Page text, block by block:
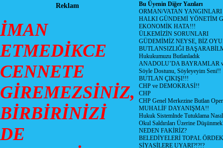
Reklam
İMAN
ETMEDİKCE
CENNETE
GİREMEZSİNİZ,
BİRBİRİNİZİ
DE
Bu Üyenin Diğer Yazıları
ORMAN/VATAN
HALKI GÜNDEMİ YÖNETİM
EKONOMİK HATA!!!
ÜLKEMİZİN SORUNLARI
GÜDEMİMİZ NEYSE, BİZ
BUTLANSIZLIĞI
Hukukumuzu Butlanladık
ANADOLU’DA BAYRAMLAR
Söyle Dostunu, Söyleyeyim Seni!!
BUTLAN ÇIKIŞI!!!
CHP ve DEMOKRASİ!!
CHP
CHP Genel Merkezine Butlan
MUHALİF DAYANIŞMA!!
Hukuk Sistemlnde Tutuklama
Okul Saldırıları Üzerine
NEDEN FAKİRİZ?
BELEDİYELERİ TOPAL
SİYASİLERE UYARI?!?!?